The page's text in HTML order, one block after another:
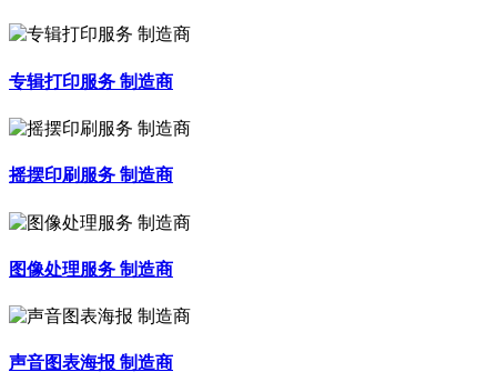
专辑打印服务 制造商
摇摆印刷服务 制造商
图像处理服务 制造商
声音图表海报 制造商